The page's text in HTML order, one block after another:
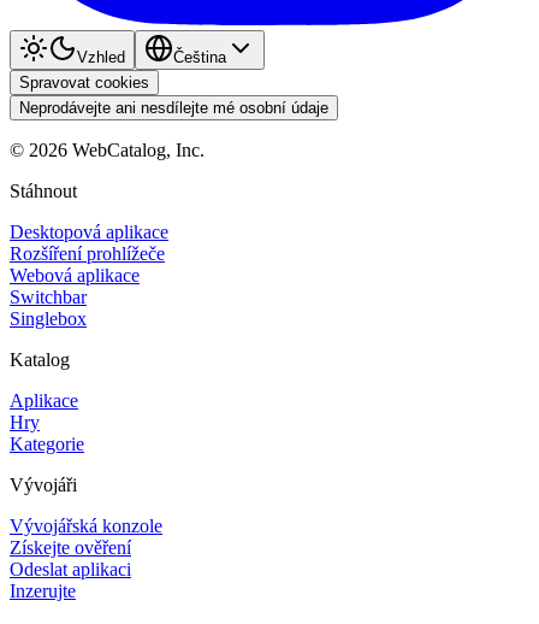
Vzhled
Čeština
Spravovat cookies
Neprodávejte ani nesdílejte mé osobní údaje
© 2026 WebCatalog, Inc.
Stáhnout
Desktopová aplikace
Rozšíření prohlížeče
Webová aplikace
Switchbar
Singlebox
Katalog
Aplikace
Hry
Kategorie
Vývojáři
Vývojářská konzole
Získejte ověření
Odeslat aplikaci
Inzerujte